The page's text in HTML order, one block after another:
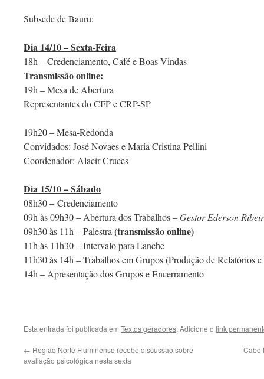
Subsede de Bauru:
Dia 14/10 – Sexta-Feira
18h – Credenciamento, Café e Boas Vindas
Transmissão online:
19h – Mesa de Abertura
Representantes do CFP e CRP-SP
19h20 – Mesa-Redonda
Convidados: José Novaes e Maria Cristina Pellini
Coordenador: Alacir Cruces
Dia 15/10 – Sábado
08h30 – Credenciamento
09h às 09h30 – Abertura dos Trabalhos –Gestor Ederson
09h30 às 11h – Palestra (transmissão online)
11h às 11h30 – Intervalo para Lanche
11h30 às 14h – Trabalhos em Grupos (Produção de Relatórios
14h – Apresentação dos Grupos e Encerramento
Esta entrada foi publicada em Textos geradores. Adicione o link
← Região Norte Fluminense recebe discussão sobre
avaliação psicológica nesta sexta
Cabo